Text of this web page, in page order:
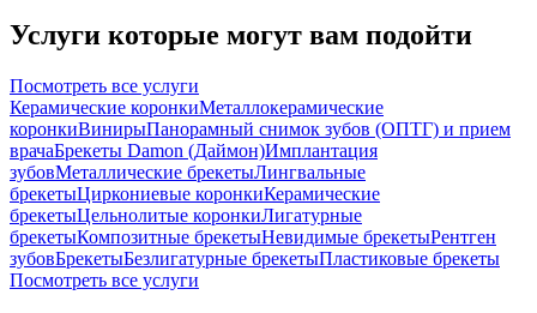
Услуги которые могут вам подойти
Посмотреть все услуги
Керамические коронкиМеталлокерамические
коронкиВинирыПанорамный снимок зубов (ОПТГ) и прием
врачаБрекеты Damon (Даймон)Имплантация
зубовМеталлические брекетыЛингвальные
брекетыЦиркониевые коронкиКерамические
брекетыЦельнолитые коронкиЛигатурные
брекетыКомпозитные брекетыНевидимые брекетыРентген
зубовБрекетыБезлигатурные брекетыПластиковые брекеты
Посмотреть все услуги